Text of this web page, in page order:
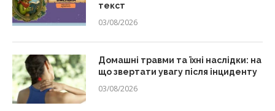
текст
03/08/2026
Домашні травми та їхні наслідки: на
що звертати увагу після інциденту
03/08/2026